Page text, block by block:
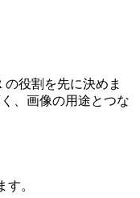
役割を先に決めま
、画像の用途とつな
。